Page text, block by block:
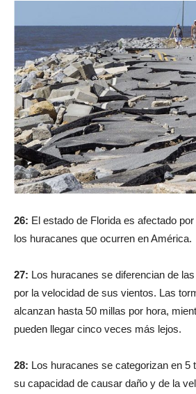
26: El estado de Florida es afectado
los huracanes que ocurren en América.
27: Los huracanes se diferencian de
por la velocidad de sus vientos. Las
alcanzan hasta 50 millas por hora,
pueden llegar cinco veces más lejos.
28: Los huracanes se categorizan en 5
su capacidad de causar daño y de la